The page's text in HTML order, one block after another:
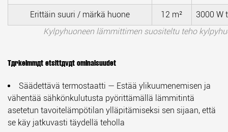
Kylpyhuoneen lämmittimen suositeltu teho
Erittäin suuri / märkä huone 12 m² 3000 W
Tärkeimmät etsittävät ominaisuudet
Säädettävä termostaatti — Estää ylikuumenemisen ja
vähentää sähkönkulutusta pyörittämällä lämmitintä
asetetun tavoitelämpötilan ylläpitämiseksi sen sijaan, että
se käy jatkuvasti täydellä teholla